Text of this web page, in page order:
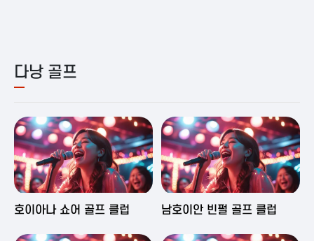
다낭 골프
2025-06-03 16:43
호이아나 쇼어 골프 클럽 2025-06-03 15:09
남호이안 빈펄 골프 클럽